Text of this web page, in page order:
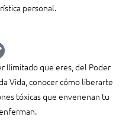
personal.
Ilimitado que eres, del Poder
Vida, conocer cómo liberarte
tóxicas que envenenan tu